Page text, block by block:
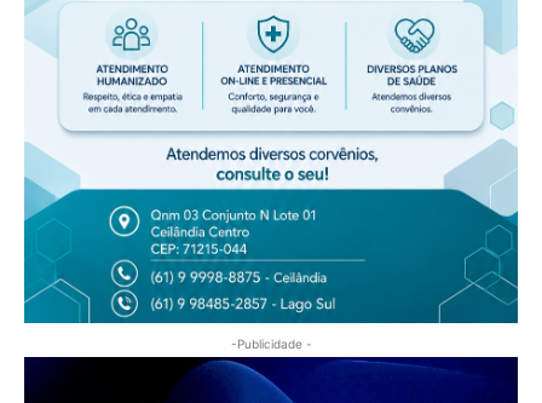
-Publicidade -